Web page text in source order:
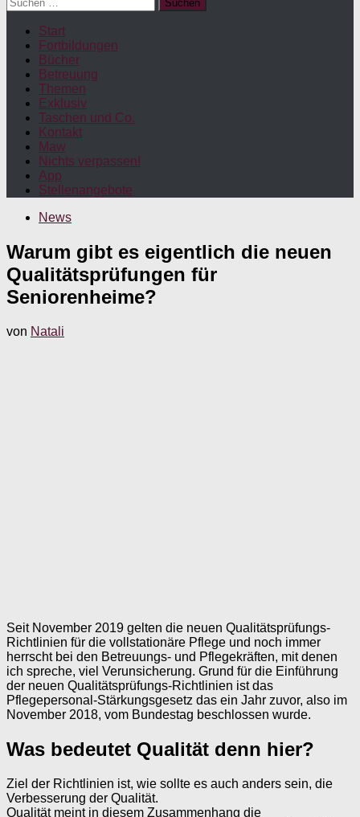
nach:
Start
Fortbildungen
Bücher
Betreuung
Themen
Exklusiv
Taschen und Co.
Kontakt
Maw
Nichts verpassen!
App
Stellenangebote
News
Warum gibt es eigentlich die neuen
Qualitätsprüfungen für
Seniorenheime?
von Natali
Seit November 2019 gelten die neuen Qualitätsprüfungs-
Richtlinien für die vollstationäre Pflege und noch immer
herrscht bei den Betreuungs- und Pflegekräften, mit denen
ich spreche, viel Verunsicherung. Grund für die Einführung
der neuen Qualitätsprüfungs-Richtlinien ist das
Pflegepersonal-Stärkungsgesetz das ein Jahr zuvor, also im
November 2018, vom Bundestag beschlossen wurde.
Was bedeutet Qualität denn hier?
Ziel der Richtlinien ist, wie sollte es auch anders sein, die
Verbesserung der Qualität.
Qualität meint in diesem Zusammenhang die